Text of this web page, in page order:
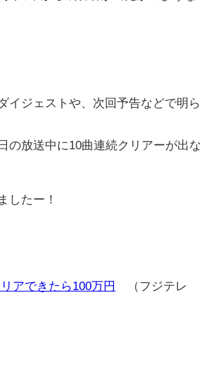
ジェストや、次回予告などで明ら
放送中に10曲連続クリアーが出な
したー！
アできたら100万円
（フジテレ